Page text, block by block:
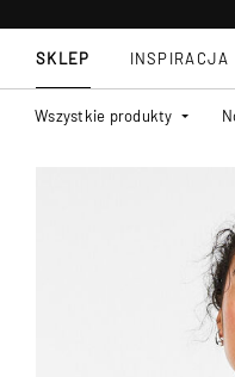
SKLEP
Wszystkie produkty
INSPIRACJA